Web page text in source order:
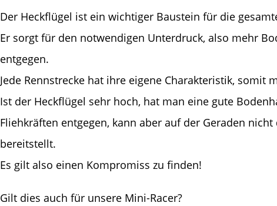
Der Heckflügel ist ein wichtiger Baustein für die
Er sorgt für den notwendigen Unterdruck, also mehr
entgegen.
Jede Rennstrecke hat ihre eigene Charakteristik, somit
Ist der Heckflügel sehr hoch, hat man eine gute
Fliehkräften entgegen, kann aber auf der Geraden
bereitstellt.
Es gilt also einen Kompromiss zu finden!
Gilt dies auch für unsere Mini-Racer?